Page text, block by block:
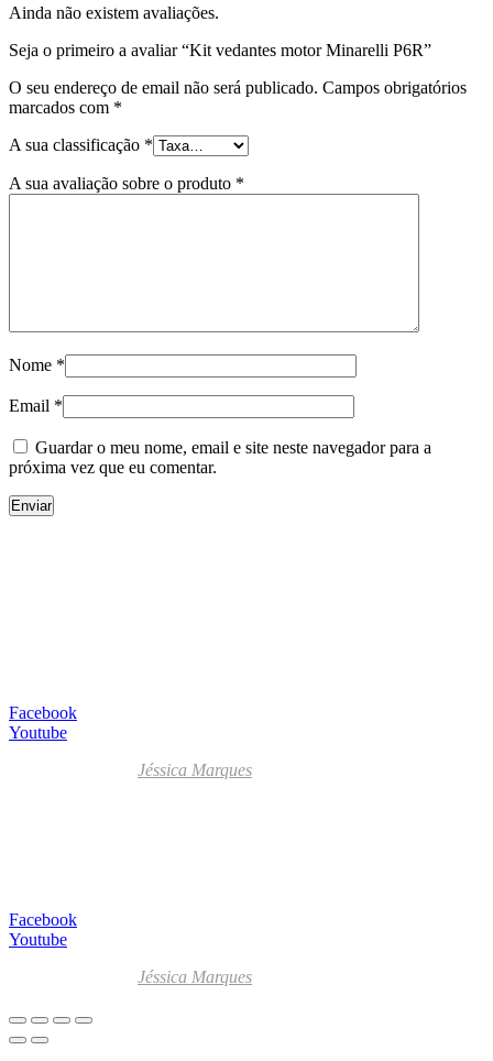
Ainda não existem avaliações.
Seja o primeiro a avaliar “Kit vedantes motor Minarelli P6R”
O seu endereço de email não será publicado. Campos obrigatórios
marcados com *
A sua classificação *
A sua avaliação sobre o produto *
Nome *
Email *
Guardar o meu nome, email e site neste navegador para a
próxima vez que eu comentar.
Facebook
Youtube
Jéssica Marques
Facebook
Youtube
Jéssica Marques